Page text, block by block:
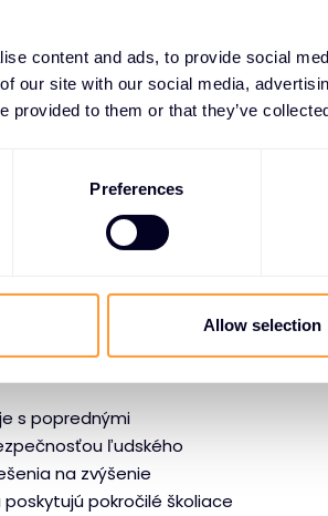
content and ads, to provide social
our site with our social media,
provided to them or that they’ve
Preferences
Allow selection
ĽUDSKÉHO
s
s poprednými
ľudského
na zvýšenie
pokročilé školiace